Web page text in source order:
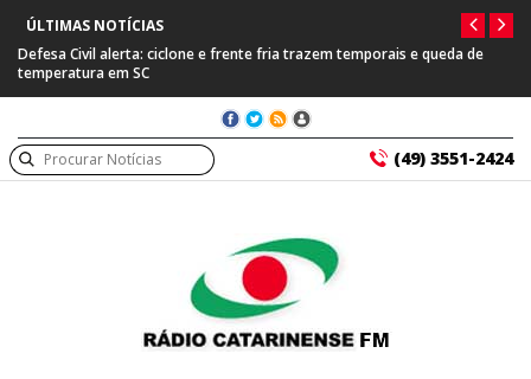
ÚLTIMAS NOTÍCIAS
Defesa Civil alerta: ciclone e frente fria trazem temporais e queda de
temperatura em SC
(49) 3551-2424